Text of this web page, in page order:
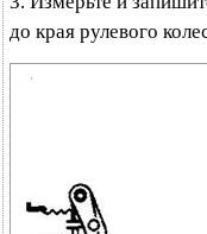
до края рулевого